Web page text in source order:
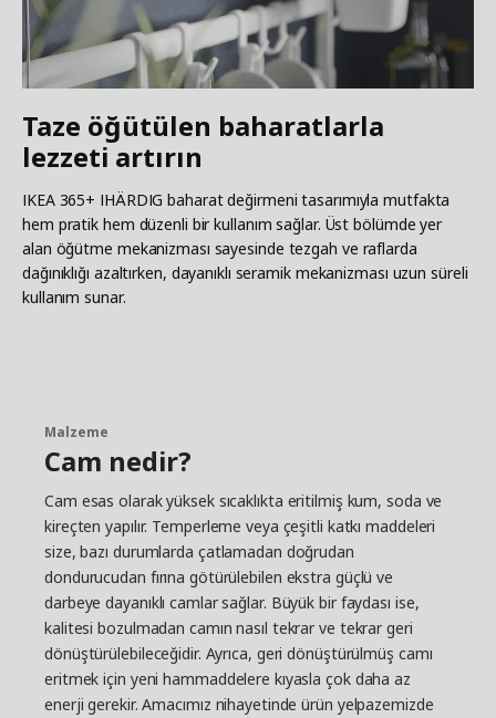
Taze öğütülen baharatlarla
lezzeti artırın
IKEA 365+ IHÄRDIG baharat değirmeni tasarımıyla mutfakta
hem pratik hem düzenli bir kullanım sağlar. Üst bölümde yer
alan öğütme mekanizması sayesinde tezgah ve raflarda
dağınıklığı azaltırken, dayanıklı seramik mekanizması uzun süreli
kullanım sunar.
Malzeme
Cam nedir?
Cam esas olarak yüksek sıcaklıkta eritilmiş kum, soda ve
kireçten yapılır. Temperleme veya çeşitli katkı maddeleri
size, bazı durumlarda çatlamadan doğrudan
dondurucudan fırına götürülebilen ekstra güçlü ve
darbeye dayanıklı camlar sağlar. Büyük bir faydası ise,
kalitesi bozulmadan camın nasıl tekrar ve tekrar geri
dönüştürülebileceğidir. Ayrıca, geri dönüştürülmüş camı
eritmek için yeni hammaddelere kıyasla çok daha az
enerji gerekir. Amacımız nihayetinde ürün yelpazemizde